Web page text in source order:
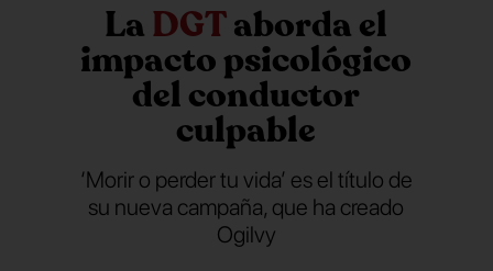
LaDGTaborda el
impacto psicológico
del conductor
culpable
‘Morir o perder tu vida’ es el título de
su nueva campaña, que ha creado
Ogilvy